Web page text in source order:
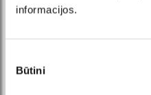
informacijos.
pasirinkimas
Būtini
ORGANIZATORIUS